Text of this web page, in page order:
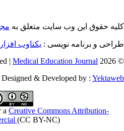
حقوق این وب سایت متعلق به
و برنامه نویسی : یکتاوب افزار
©
Medical Education Journal
Designed & Developed by :
aCreative Commons Attribution-
(CC BY-NC)